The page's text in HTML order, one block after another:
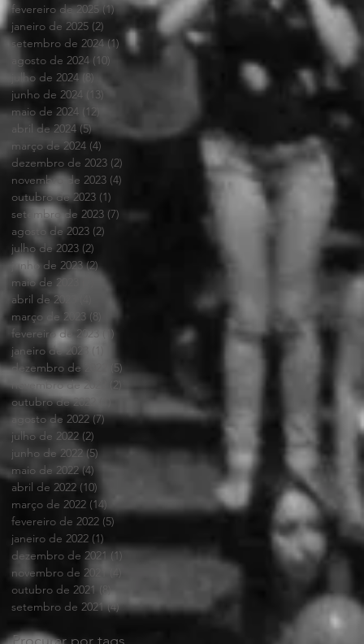
fevereiro de 2025 (1)1 post
janeiro de 2025 (2) 2 posts
setembro de 2024 (1) 1 post
agosto de 2024 (10)
julho de 2024 (8)
junho de 2024
(13)
maio de 2024 (12)
abril de 2024 (5)5 posts
março de 2024 (4) 4 posts
dezembro de 2023 (2)
novembro de 2023 (4)
outubro de 2023 (1)
setembro de 2023 (7) 7 posts
agosto de 2023 (2)
julho de 2023 (2)
junho de 2023 (2)2 posts
maio de 2023
7 posts
abril de 2023
4 posts
março de 2023 (8)
8 posts
fevereiro de 2023
(1)
janeiro de 2023
(1)
dezembro de 2022
(5)5 posts
novembro de 2022
(2)
outubro de 2022
agosto de 2022 (7)7 posts
julho de 2022 (2)
junho de 2022 (5) 5 posts
maio de 2022 (4)
abril de 2022 (10)
março de 2022 (14) 14 posts
fevereiro de 2022 (5)
janeiro de 2022 (1)
dezembro de 2021 (1)
novembro de 2021
outubro de 2021
(8)
setembro de 2021 (4)4 posts